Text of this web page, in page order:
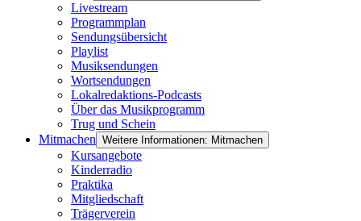
Livestream
Programmplan
Sendungsübersicht
Playlist
Musiksendungen
Wortsendungen
Lokalredaktions-Podcasts
Über das Musikprogramm
Trug und Schein
Mitmachen Weitere Informationen: Mitmachen
Kursangebote
Kinderradio
Praktika
Mitgliedschaft
Trägerverein